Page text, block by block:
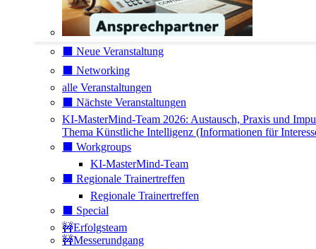
⬛️ Neue Veranstaltung
⬛️ Networking
alle Veranstaltungen
⬛️ Nächste Veranstaltungen
KI-MasterMind-Team 2026: Austausch, Praxis und
Thema Künstliche Intelligenz (Informationen für
⬛️ Workgroups
KI-MasterMind-Team
⬛️ Regionale Trainertreffen
Regionale Trainertreffen
⬛️ Special
🚧Erfolgsteam
🚧Messerundgang